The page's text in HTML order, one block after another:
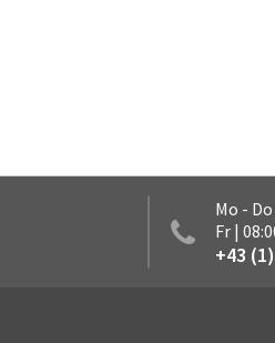
Mo -
Fr |
+43